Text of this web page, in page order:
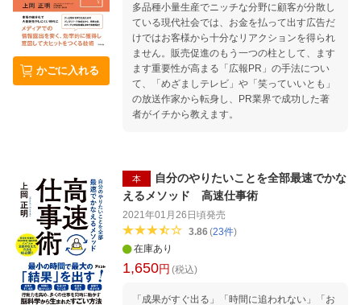
手（タネ銭）がない、時間がない、知識がない
3投資のリスクを恐れている 4自分に合った投
資法がわからない 5お金を浪費してしまう 「で
きない理由」なんて、数え上げればいくらでも
あります。 だから、「できない理由」のことば
かり考えていないで、 とにかく行動を起こすこ
とが何より大切です。 そう、元手も時間も知識
も必要ない。 あなたに足りないのは、 彼らの
「経済的自由人」になるのは、 不可能ではあり
ません。 さあ、 一日も早く「お金が増える
波」に乗りましょう。 波乗りのための「上岡メ
ソッド」を 私があなたにお教えします。 この
メソッドを身につければ、 億り人になることも
けっして夢ではありません。 "はじめに あな
たの「お金が増える波」に乗ろう！ 第1章 お
すための安全で最強の投資法 第3章 経済的自
かごに入れる
多品種小量生産でニッチな分野に顧客が分散し
ている現代社会では、お金を払って出す広告だ
けではお客様から十分なリアクションを得られ
ません。販売促進のもう一つの柱として、ます
ます重要性が高まる「広報PR」の手法につい
て、「めざましテレビ」や「笑っていいとも」
の放送作家から転身し、PR業界で成功した著
者がイチから教えます。
本
自分のやりたいことを全部最速でかな
えるメソッド 高速仕事術
2021年01月26日頃発売
3.86 (23件)
在庫あり
1,650円 (税込)
「成果がすぐ出る」「時間に追われない」「お